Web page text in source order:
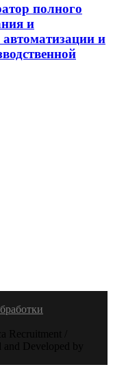
полного
и
и
Recruitment /
Developed by